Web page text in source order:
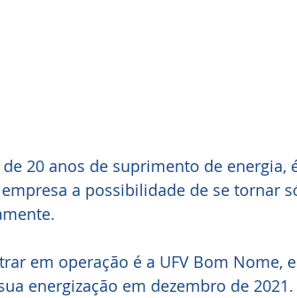
20 anos de suprimento de energia,
a possibilidade de se tornar
em operação é a UFV Bom Nome,
energização em dezembro de 2021.